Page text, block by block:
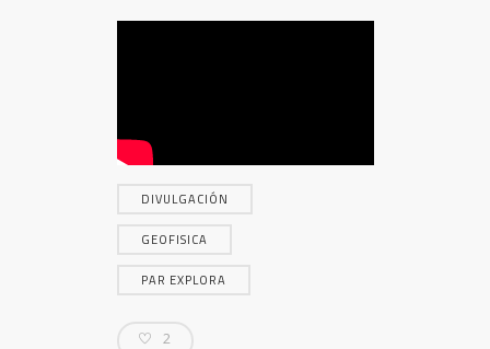
DIVULGACIÓN
GEOFISICA
PAR EXPLORA
2